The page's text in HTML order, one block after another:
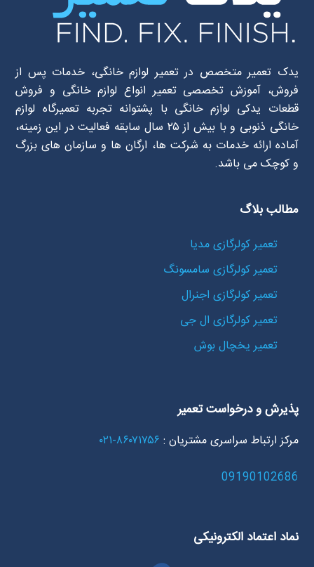
یدک تعمیر متخصص در تعمیر لوازم خانگی، خدمات پس از
فروش، آموزش تخصصی تعمیر انواع لوازم خانگی و فروش
قطعات یدکی لوازم خانگی با پشتوانه تجربه تعمیرگاه لوازم
خانگی ذنوبی و با بیش از ۲۵ سال سابقه فعالیت در این زمینه،
آماده ارائه خدمات به شرکت ها، ارگان ها و سازمان های بزرگ
و کوچک می باشد.
مطالب بلاگ
تعمیر کولرگازی مدیا
تعمیر کولرگازی سامسونگ
تعمیر کولرگازی اجنرال
تعمیر کولرگازی ال جی
تعمیر یخچال بوش
پذیرش و درخواست تعمیر
مرکز ارتباط سراسری مشتریان : ۸۶۰۷۱۷۵۶-۰۲۱
09190102686
نماد اعتماد الکترونیکی